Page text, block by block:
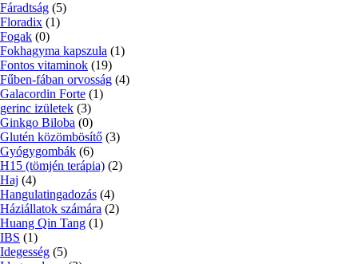
Fáradtság (5)
Floradix (1)
Fogak (0)
Fokhagyma kapszula (1)
Fontos vitaminok (19)
Fűben-fában orvosság (4)
Galacordin Forte (1)
gerinc izületek (3)
Ginkgo Biloba (0)
Glutén közömbösítő (3)
Gyógygombák (6)
H15 (tömjén terápia) (2)
Haj (4)
Hangulatingadozás (4)
Háziállatok számára (2)
Huang Qin Tang (1)
IBS (1)
Idegesség (5)